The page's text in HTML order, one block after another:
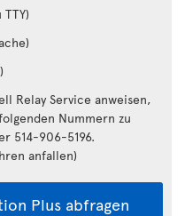
Relay Service anweisen,
Nummern zu
514-906-5196.
anfallen)
Plus abfragen